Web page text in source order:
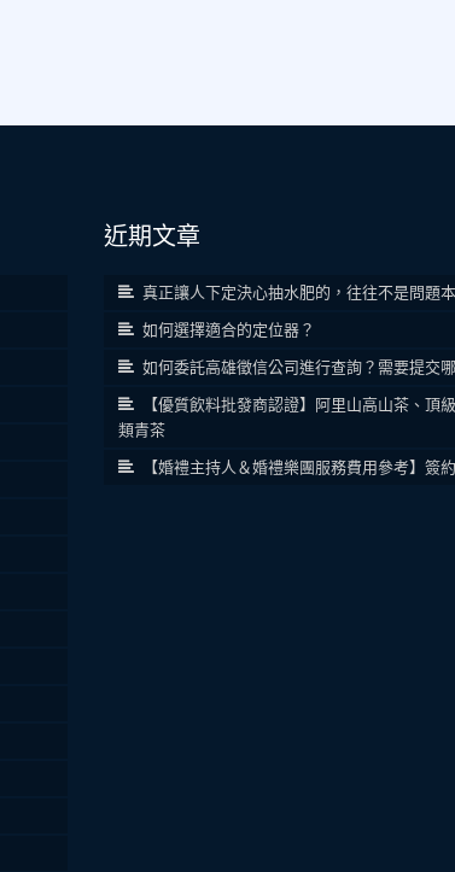
近期文章
真正讓人下定決心抽水肥的，往往不是問題
如何選擇適合的定位器？
如何委託高雄徵信公司進行查詢？需要提交
【優質飲料批發商認證】阿里山高山茶、頂
類青茶
【婚禮主持人＆婚禮樂團服務費用參考】簽